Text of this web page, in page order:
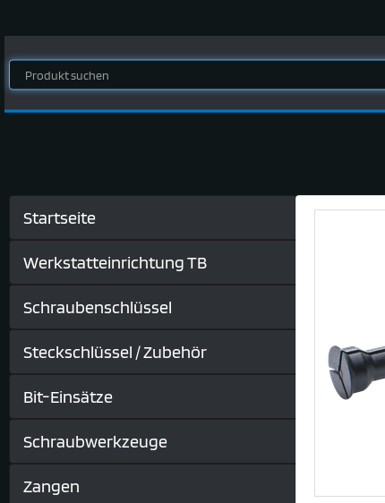
Startseite
Werkstatteinrichtung TB
Schraubenschlüssel
Steckschlüssel / Zubehör
Bit-Einsätze
Schraubwerkzeuge
Zangen